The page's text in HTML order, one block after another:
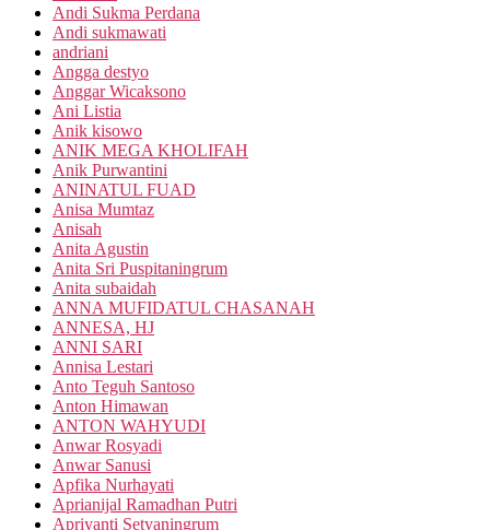
Andi Sukma Perdana
Andi sukmawati
andriani
Angga destyo
Anggar Wicaksono
Ani Listia
Anik kisowo
ANIK MEGA KHOLIFAH
Anik Purwantini
ANINATUL FUAD
Anisa Mumtaz
Anisah
Anita Agustin
Anita Sri Puspitaningrum
Anita subaidah
ANNA MUFIDATUL CHASANAH
ANNESA, HJ
ANNI SARI
Annisa Lestari
Anto Teguh Santoso
Anton Himawan
ANTON WAHYUDI
Anwar Rosyadi
Anwar Sanusi
Apfika Nurhayati
Aprianijal Ramadhan Putri
Apriyanti Setyaningrum